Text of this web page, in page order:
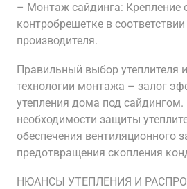
– Монтаж сайдинга: Крепление
контробрешетке в
производителя.
Правильный выбор утеплителя
технологии монтажа – залог
утепления дома под
необходимости защиты
обеспечения вентиляционного
предотвращения скопления
НЮАНСЫ УТЕПЛЕНИЯ И